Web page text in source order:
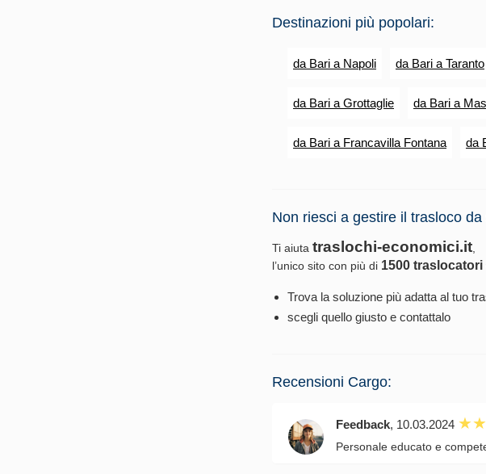
Destinazioni più popolari:
da Bari a Napoli da Bari a Taranto
da Bari a Grottaglie da Bari a
da Bari a Francavilla Fontana da
Non riesci a gestire il trasloco da
Ti aiuta traslochi-economici.it
l’unico sito con più di 1500 traslocatori
Trova la soluzione più adatta al tuo
scegli quello giusto e contattalo
Recensioni Cargo:
Feedback, 10.03.2024
Personale educato e